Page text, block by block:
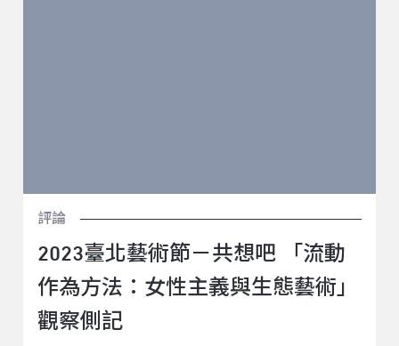
評論
2023臺北藝術節－共想吧 「流動
作為方法：女性主義與生態藝術」
觀察側記